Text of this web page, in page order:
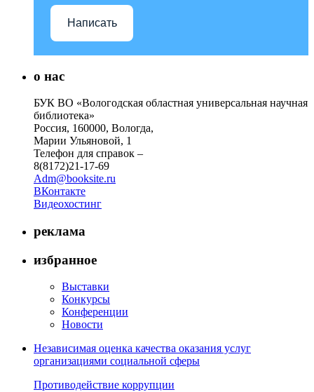
Написать
о нас
БУК ВО «Вологодская областная универсальная научная
библиотека»
Россия, 160000, Вологда,
Марии Ульяновой, 1
Телефон для справок –
8(8172)21-17-69
Adm@booksite.ru
ВКонтакте
Видеохостинг
реклама
избранное
Выставки
Конкурсы
Конференции
Новости
Независимая оценка качества оказания услуг
организациями социальной сферы
Противодействие коррупции